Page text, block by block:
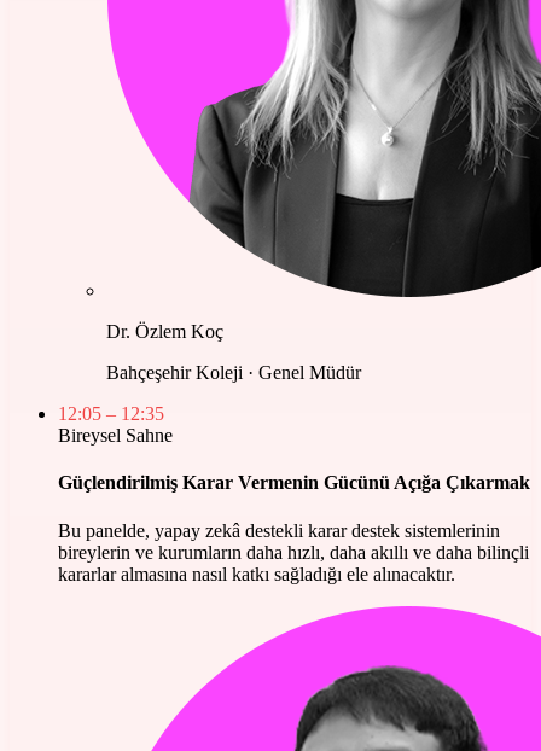
Dr. Özlem Koç
Bahçeşehir Koleji · Genel Müdür
12:05 – 12:35
Bireysel Sahne
Güçlendirilmiş Karar Vermenin Gücünü Açığa Çıkarmak
Bu panelde, yapay zekâ destekli karar destek sistemlerinin
bireylerin ve kurumların daha hızlı, daha akıllı ve daha bilinçli
kararlar almasına nasıl katkı sağladığı ele alınacaktır.